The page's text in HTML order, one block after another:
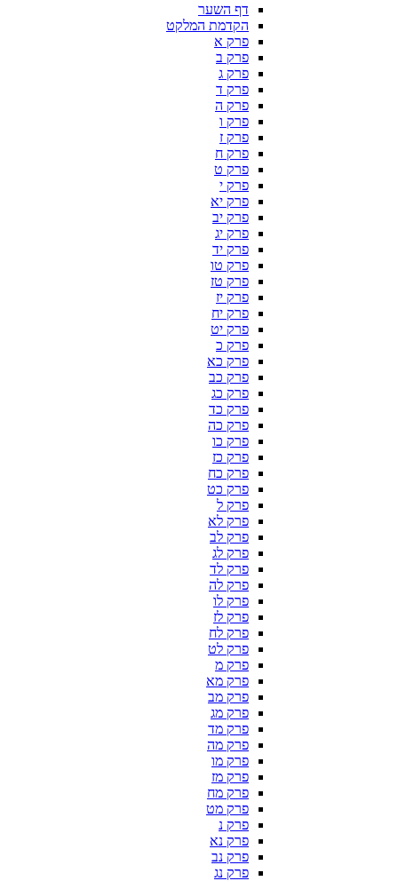
דף השער
הקדמת המלקט
פרק א
פרק ב
פרק ג
פרק ד
פרק ה
פרק ו
פרק ז
פרק ח
פרק ט
פרק י
פרק יא
פרק יב
פרק יג
פרק יד
פרק טו
פרק טז
פרק יז
פרק יח
פרק יט
פרק כ
פרק כא
פרק כב
פרק כג
פרק כד
פרק כה
פרק כו
פרק כז
פרק כח
פרק כט
פרק ל
פרק לא
פרק לב
פרק לג
פרק לד
פרק לה
פרק לו
פרק לז
פרק לח
פרק לט
פרק מ
פרק מא
פרק מב
פרק מג
פרק מד
פרק מה
פרק מו
פרק מז
פרק מח
פרק מט
פרק נ
פרק נא
פרק נב
פרק נג